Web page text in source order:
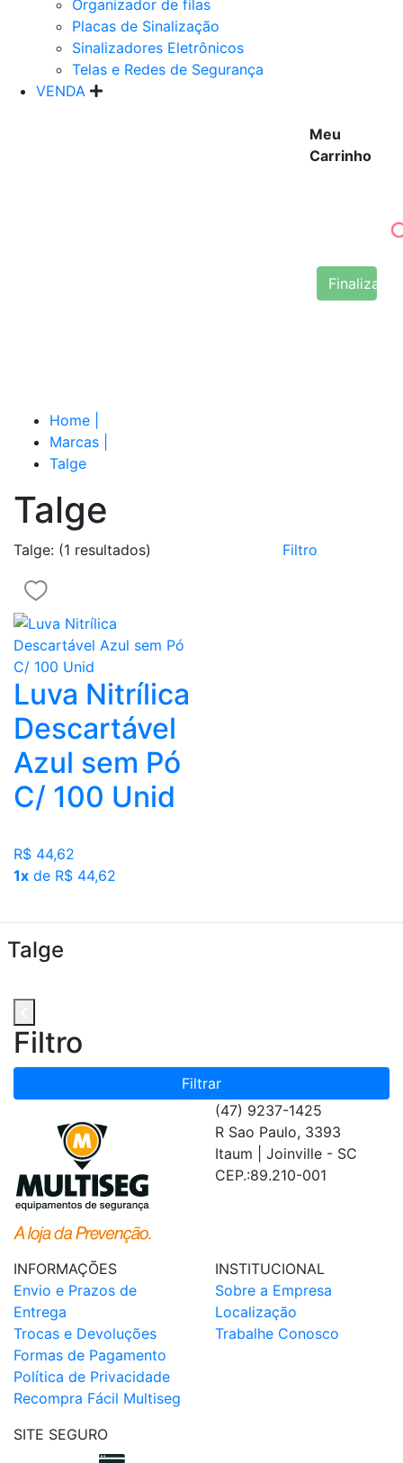
Organizador de filas
Placas de Sinalização
Sinalizadores Eletrônicos
Telas e Redes de Segurança
VENDA
Meu
Carrinho
Finalizar
Home
Marcas
Talge
Talge
Talge: (1 resultados) Filtro
Luva Nitrílica
Descartável
Azul sem Pó
C/ 100 Unid
R$ 44,62
1x de R$ 44,62
Talge
Filtro
Filtrar
(47) 9237-1425
R Sao Paulo, 3393
Itaum | Joinville - SC
CEP.:89.210-001
INFORMAÇÕES
Envio e Prazos de
Entrega
Trocas e Devoluções
Formas de Pagamento
Política de Privacidade
Recompra Fácil Multiseg
INSTITUCIONAL
Sobre a Empresa
Localização
Trabalhe Conosco
SITE SEGURO